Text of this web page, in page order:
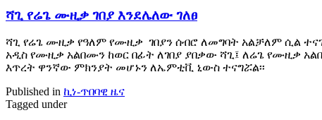
ሻጊ የሬጌ ሙዚቃ ገበያ እንደሌለው ገለፀ
ሻጊ የሬጌ ሙዚቃ የዓለም የሙዚቃ ገበያን ሰብሮ ለመግባት አልቻለም ሲል
አዲስ የሙዚቃ አልበሙን ከወር በፊት ለገበያ ያበቃው ሻጊ፤ ለሬጌ የሙዚቃ
እጥረት ዋንኛው ምክንያት መሆኑን ለኤምቲቪ ኒውስ ተናግሯል፡፡
Published in ኪነ-ጥበባዊ ዜና
Tagged under